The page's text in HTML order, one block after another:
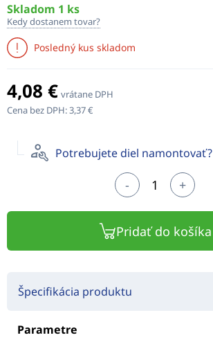
Skladom 1 ks
Kedy dostanem tovar?
Posledný kus skladom
4,08 € vrátane DPH
Cena bez DPH:3,37 €
Potrebujete diel namontovať?
- +
Pridať do košíka
Špecifikácia produktu
Parametre